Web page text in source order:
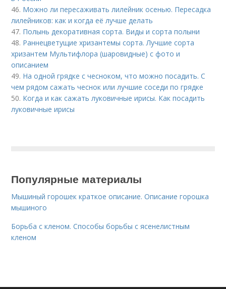
46. Можно ли пересаживать лилейник осенью. Пересадка
лилейников: как и когда её лучше делать
47. Полынь декоративная сорта. Виды и сорта полыни
48. Раннецветущие хризантемы сорта. Лучшие сорта
хризантем Мультифлора (шаровидные) с фото и
описанием
49. На одной грядке с чесноком, что можно посадить. С
чем рядом сажать чеснок или лучшие соседи по грядке
50. Когда и как сажать луковичные ирисы. Как посадить
луковичные ирисы
Популярные материалы
Мышиный горошек краткое описание. Описание горошка
мышиного
Борьба с кленом. Способы борьбы с ясенелистным
кленом